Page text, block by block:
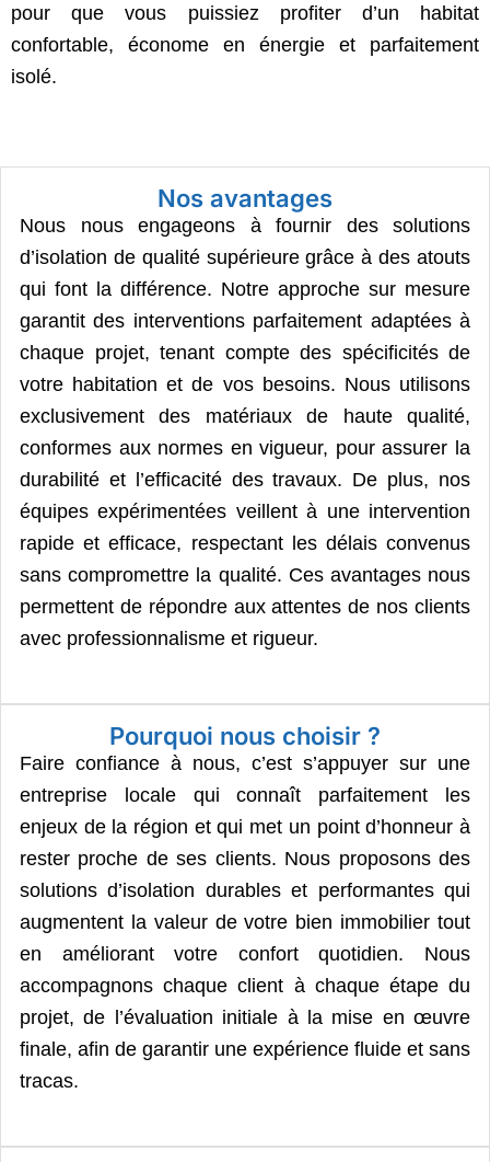
pour que vous puissiez profiter d’un habitat
confortable, économe en énergie et parfaitement
isolé.
Nos avantages
Nous nous engageons à fournir des solutions
d’isolation de qualité supérieure grâce à des atouts
qui font la différence. Notre approche sur mesure
garantit des interventions parfaitement adaptées à
chaque projet, tenant compte des spécificités de
votre habitation et de vos besoins. Nous utilisons
exclusivement des matériaux de haute qualité,
conformes aux normes en vigueur, pour assurer la
durabilité et l’efficacité des travaux. De plus, nos
équipes expérimentées veillent à une intervention
rapide et efficace, respectant les délais convenus
sans compromettre la qualité. Ces avantages nous
permettent de répondre aux attentes de nos clients
avec professionnalisme et rigueur.
Pourquoi nous choisir ?
Faire confiance à nous, c’est s’appuyer sur une
entreprise locale qui connaît parfaitement les
enjeux de la région et qui met un point d’honneur à
rester proche de ses clients. Nous proposons des
solutions d’isolation durables et performantes qui
augmentent la valeur de votre bien immobilier tout
en améliorant votre confort quotidien. Nous
accompagnons chaque client à chaque étape du
projet, de l’évaluation initiale à la mise en œuvre
finale, afin de garantir une expérience fluide et sans
tracas.